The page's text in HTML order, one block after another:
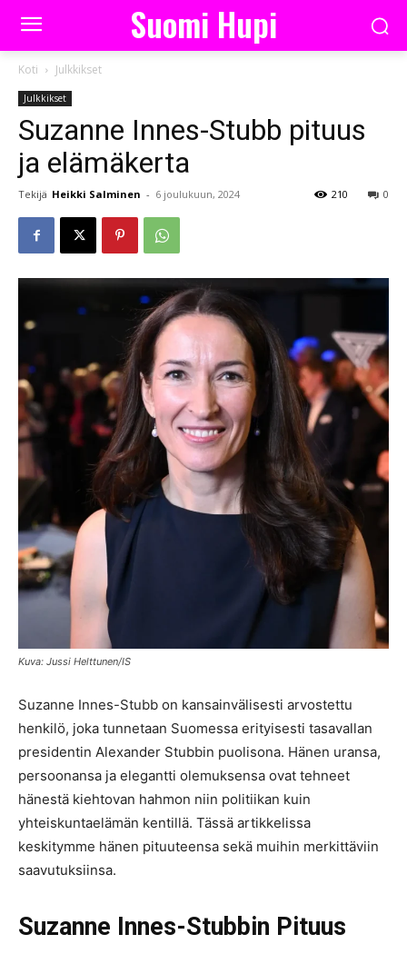
Suomi Hupi
Koti Julkkikset
Julkkikset
Suzanne Innes-Stubb pituus
ja elämäkerta
Tekijä Heikki Salminen - 6 joulukuun, 2024 0
210
Kuva: Jussi Helttunen/IS
Suzanne Innes-Stubb on kansainvälisesti arvostettu
henkilö, joka tunnetaan Suomessa erityisesti tasavallan
presidentin Alexander Stubbin puolisona. Hänen uransa,
persoonansa ja elegantti olemuksensa ovat tehneet
hänestä kiehtovan hahmon niin politiikan kuin
yhteiskuntaelämän kentillä. Tässä artikkelissa
keskitymme hänen pituuteensa sekä muihin merkittäviin
saavutuksiinsa.
Suzanne Innes-Stubbin Pituus